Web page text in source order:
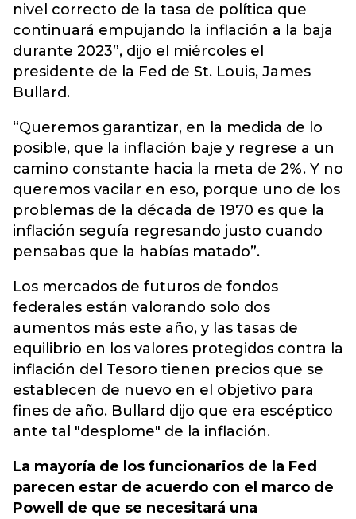
nivel correcto de la tasa de política que
continuará empujando la inflación a la baja
durante 2023”, dijo el miércoles el
presidente de la Fed de St. Louis, James
Bullard.
“Queremos garantizar, en la medida de lo
posible, que la inflación baje y regrese a un
camino constante hacia la meta de 2%. Y no
queremos vacilar en eso, porque uno de los
problemas de la década de 1970 es que la
inflación seguía regresando justo cuando
pensabas que la habías matado”.
Los mercados de futuros de fondos
federales están valorando solo dos
aumentos más este año, y las tasas de
equilibrio en los valores protegidos contra la
inflación del Tesoro tienen precios que se
establecen de nuevo en el objetivo para
fines de año. Bullard dijo que era escéptico
ante tal "desplome" de la inflación.
La mayoría de los funcionarios de la Fed
parecen estar de acuerdo con el marco de
Powell de que se necesitará una